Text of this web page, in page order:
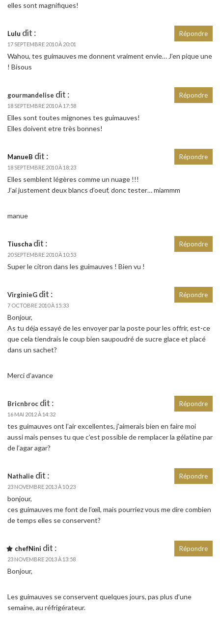
elles sont magnifiques!
Lulu dit :
17 SEPTEMBRE 2010 À 20:01
Wahou, tes guimauves me donnent vraiment envie… J’en pique une
! Bisous
Répondre
gourmandelise dit :
18 SEPTEMBRE 2010 À 17:58
Elles sont toutes mignones tes guimauves!
Elles doivent etre très bonnes!
Répondre
ManueB dit :
18 SEPTEMBRE 2010 À 18:23
Elles semblent légères comme un nuage !!!
J’ai justement deux blancs d’oeuf, donc tester… miammm
manue
Répondre
Tiuscha dit :
20 SEPTEMBRE 2010 À 10:53
Super le citron dans les guimauves ! Bien vu !
Répondre
VirginieG dit :
7 OCTOBRE 2010 À 15:33
Bonjour,
As tu déja essayé de les envoyer par la poste pour les offrir, est-ce
que cela tiendrais le coup bien saupoudré de sucre glace et placé
dans un sachet?
Merci d’avance
Répondre
Bricnbroc dit :
16 MAI 2012 À 14:32
tes guimauves ont l’air excellentes, j’aimerais bien en faire moi
aussi mais penses tu que c’est possible de remplacer la gélatine par
de l’agar agar?
Répondre
Nathalie dit :
23 NOVEMBRE 2013 À 10:23
bonjour,
ces guimauves me font de l’œil, mais pourriez vous me dire combien
de temps elles se conservent?
Répondre
chefNini dit :
23 NOVEMBRE 2013 À 13:58
Bonjour,
Les guimauves se conservent quelques jours, pas plus d’une
semaine, au réfrigérateur.
Répondre